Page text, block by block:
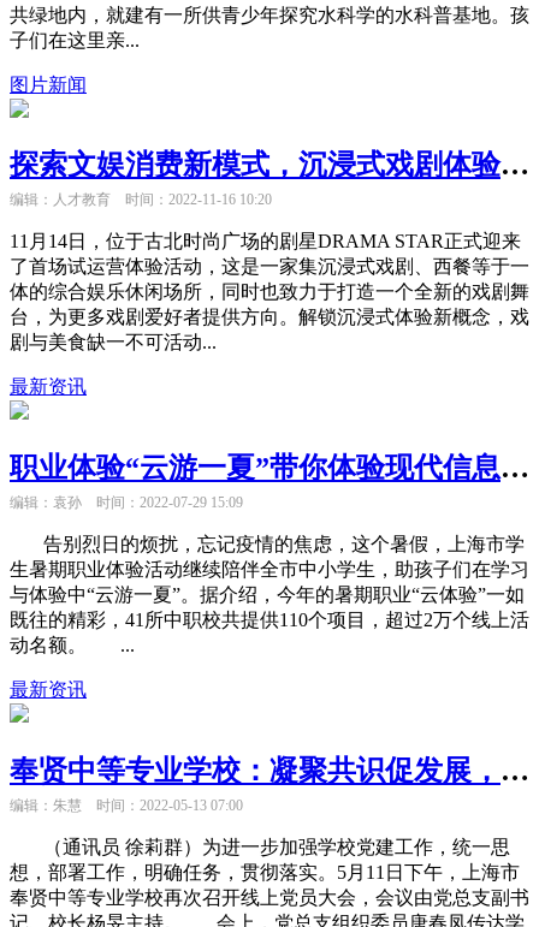
共绿地内，就建有一所供青少年探究水科学的水科普基地。孩
子们在这里亲...
图片新闻
探索文娱消费新模式，沉浸式戏剧体验餐吧剧星DRAMA STAR正式起航
编辑：人才教育 时间：2022-11-16 10:20
11月14日，位于古北时尚广场的剧星DRAMA STAR正式迎来
了首场试运营体验活动，这是一家集沉浸式戏剧、西餐等于一
体的综合娱乐休闲场所，同时也致力于打造一个全新的戏剧舞
台，为更多戏剧爱好者提供方向。解锁沉浸式体验新概念，戏
剧与美食缺一不可活动...
最新资讯
职业体验“云游一夏”带你体验现代信息技术的魅力
编辑：袁孙 时间：2022-07-29 15:09
告别烈日的烦扰，忘记疫情的焦虑，这个暑假，上海市学
生暑期职业体验活动继续陪伴全市中小学生，助孩子们在学习
与体验中“云游一夏”。据介绍，今年的暑期职业“云体验”一如
既往的精彩，41所中职校共提供110个项目，超过2万个线上活
动名额。 ...
最新资讯
奉贤中等专业学校：凝聚共识促发展，坚定信心谱新篇
编辑：朱慧 时间：2022-05-13 07:00
（通讯员 徐莉群）为进一步加强学校党建工作，统一思
想，部署工作，明确任务，贯彻落实。5月11日下午，上海市
奉贤中等专业学校再次召开线上党员大会，会议由党总支副书